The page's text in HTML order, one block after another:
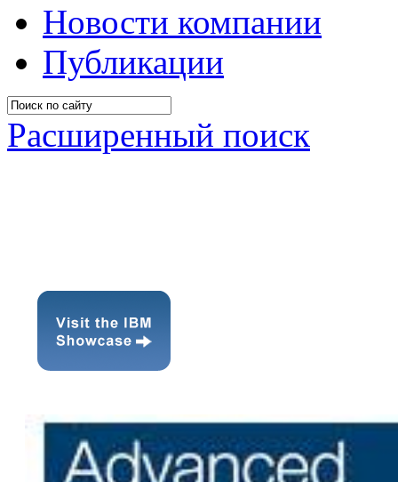
Новости компании
Публикации
Расширенный поиск